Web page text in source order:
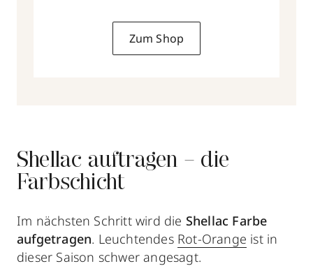
Zum Shop
Shellac auftragen – die
Farbschicht
Im nächsten Schritt wird die Shellac Farbe
aufgetragen. Leuchtendes Rot-Orange ist in
dieser Saison schwer angesagt.